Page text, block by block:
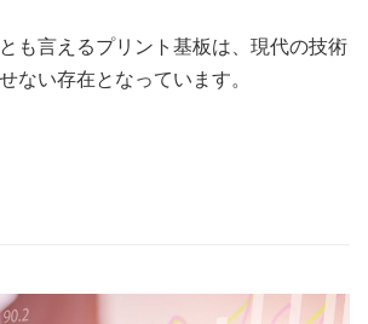
も言えるプリント基板は、現代の技術
ない存在となっています。